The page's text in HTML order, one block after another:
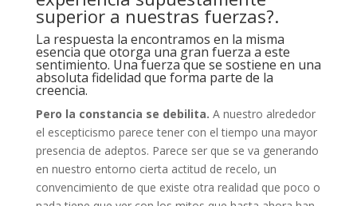
superior a nuestras fuerzas?.
La respuesta la encontramos en la misma
esencia que otorga una gran fuerza a este
sentimiento. Una fuerza que se sostiene en una
absoluta fidelidad que forma parte de la
creencia.
Pero la constancia se debilita. A nuestro alrededor
el escepticismo parece tener con el tiempo una mayor
presencia de adeptos. Parece ser que se va generando
en nuestro entorno cierta actitud de recelo, un
convencimiento de que existe otra realidad que poco o